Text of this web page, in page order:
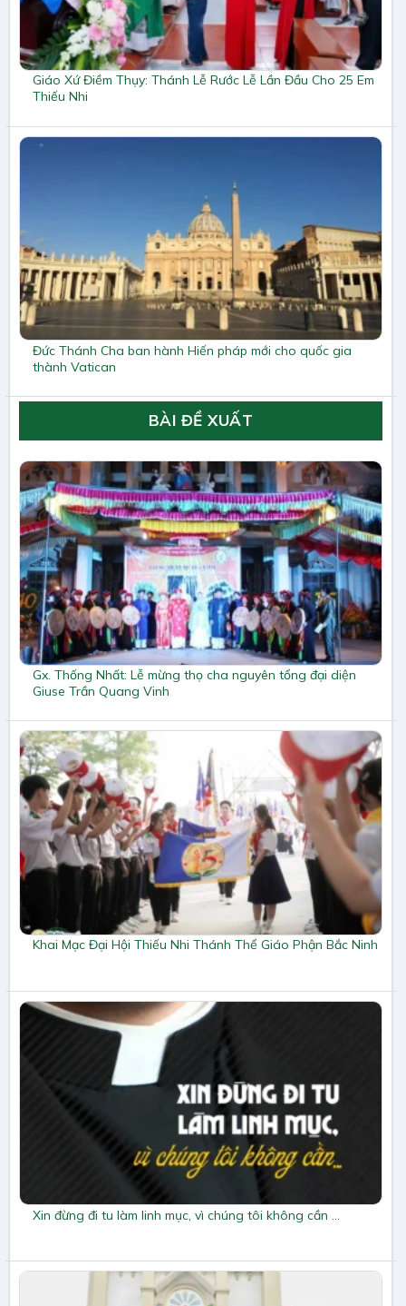
Giáo Xứ Điềm Thụy: Thánh Lễ Rước Lễ Lần Đầu Cho 25 Em
Thiếu Nhi
Đức Thánh Cha ban hành Hiến pháp mới cho quốc gia
thành Vatican
BÀI ĐỀ XUẤT
Gx. Thống Nhất: Lễ mừng thọ cha nguyên tổng đại diện
Giuse Trần Quang Vinh
Khai Mạc Đại Hội Thiếu Nhi Thánh Thể Giáo Phận Bắc Ninh
Xin đừng đi tu làm linh mục, vì chúng tôi không cần …